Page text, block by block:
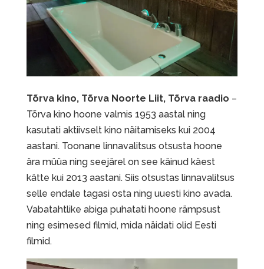
Tõrva kino, Tõrva Noorte Liit, Tõrva raadio –
Tõrva kino hoone valmis 1953 aastal ning
kasutati aktiivselt kino näitamiseks kui 2004
aastani. Toonane linnavalitsus otsusta hoone
ära müüa ning seejärel on see käinud käest
kätte kui 2013 aastani. Siis otsustas linnavalitsus
selle endale tagasi osta ning uuesti kino avada.
Vabatahtlike abiga puhatati hoone rämpsust
ning esimesed filmid, mida näidati olid Eesti
filmid.